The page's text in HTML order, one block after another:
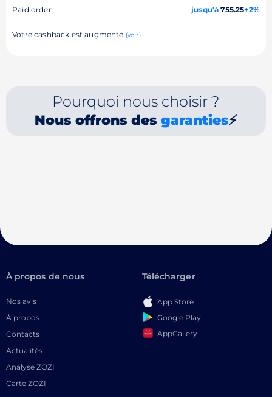
Paid order jusqu'à 755.25+2%
Votre cashback est augmenté (voir)
Pourquoi nous choisir ?
Nous offrons desgaranties⚡
À propos de nous
Nos avis
À propos
Contacts
Actualités
Analyse ZOZI
Carte ZOZI
Télécharger
App Store
Google Play
AppGallery